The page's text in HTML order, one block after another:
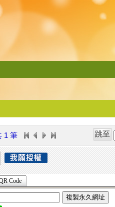
1 筆
Code
複製永久網址